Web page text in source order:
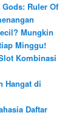
Ruler Of
Mungkin
Minggu!
Kombinasi
Hangat di
Daftar